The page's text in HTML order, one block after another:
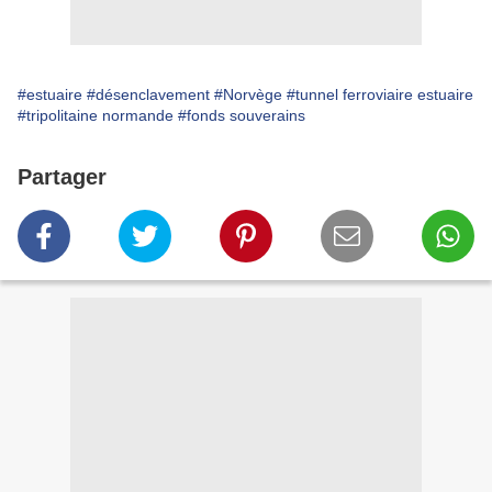
#estuaire #désenclavement #Norvège #tunnel ferroviaire estuaire
#tripolitaine normande #fonds souverains
Partager